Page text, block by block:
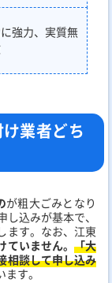
強力、実質無
業者どち
が粗大ごみとなり
込みが基本で、
ます。なお、江東
いません。 「大
相談して申し込み
す。